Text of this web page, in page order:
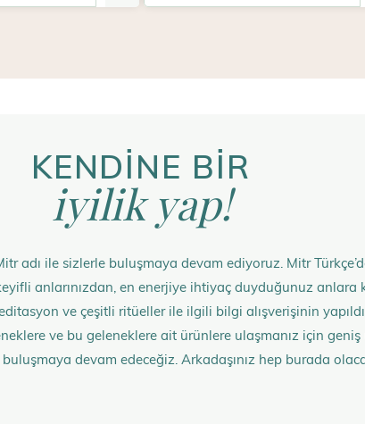
KENDİNE BİR
iyilik yap!
adı ile sizlerle buluşmaya devam ediyoruz. Mitr
anlarınızdan, en enerjiye ihtiyaç duyduğunuz anlara
ve çeşitli ritüeller ile ilgili bilgi alışverişinin
ve bu geleneklere ait ürünlere ulaşmanız için
devam edeceğiz. Arkadaşınız hep burada